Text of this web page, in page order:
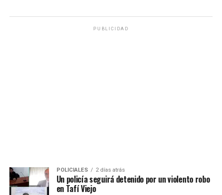
PUBLICIDAD
POLICIALES 2 días atrás
Un policía seguirá detenido por un violento robo
en Tafí Viejo